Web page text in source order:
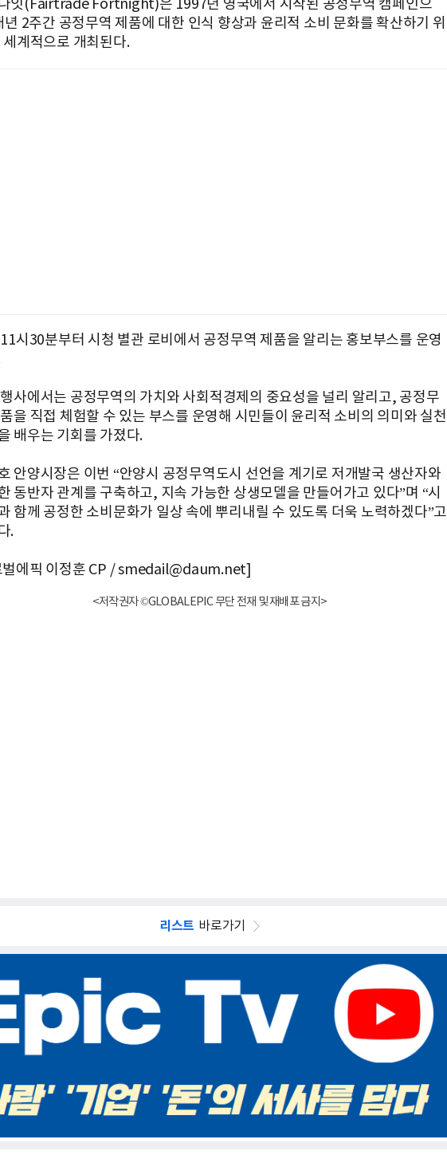
잇(Fairtrade Fortnight)은 1997년 영국에서 시작된 공정무역 캠페인으
년 2주간 공정무역 제품에 대한 인식 향상과 윤리적 소비 문화를 확산하기 위
세계적으로 개최된다.
시30분부터 시청 별관 로비에서 공정무역 제품을 알리는 홍보부스를 운영
사에서는 공정무역의 가치와 사회적경제의 중요성을 널리 알리고, 공정무
을 직접 체험할 수 있는 부스를 운영해 시민들이 윤리적 소비의 의미와 실천
배우는 기회를 가졌다.
안양시장은 이번 “안양시 공정무역도시 선언을 계기로 저개발국 생산자와
동반자 관계를 구축하고, 지속 가능한 상생모델을 만들어가고 있다”며 “시
함께 공정한 소비문화가 일상 속에 뿌리내릴 수 있도록 더욱 노력하겠다”고
.
벌에픽 이정훈 CP / smedail@daum.net]
<저작권자 ©GLOBALEPIC 무단 전재 및 재배포 금지>
리스트 바로가기